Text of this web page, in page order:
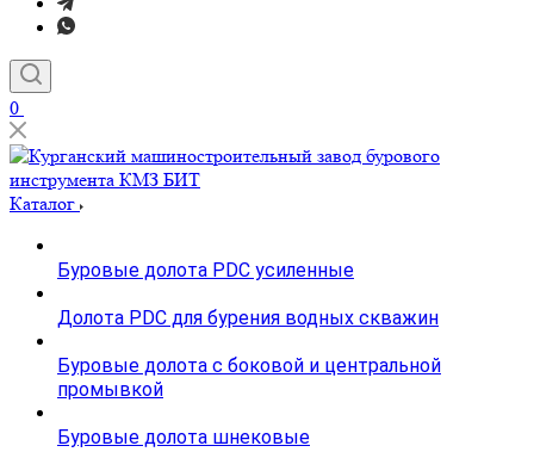
0
Каталог
Буровые долота PDC усиленные
Долота PDC для бурения водных скважин
Буровые долота с бoковой и центральной
промывкой
Буровые долота шнековые